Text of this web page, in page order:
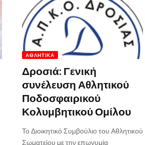
ΑΘΛΗΤΙΚΆ
Δροσιά: Γενική
συνέλευση Αθλητικού
Ποδοσφαιρικού
Κολυμβητικού Ομίλου
Το Διοικητικό Συμβούλιο του Αθλητικού
Σωματείου με την επωνυμία